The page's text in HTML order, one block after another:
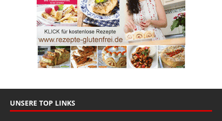
UNSERE TOP LINKS